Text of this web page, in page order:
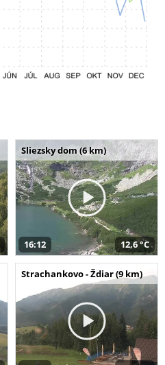
Sliezsky dom (6 km)
16:12 12,6 °C
Strachankovo - Ždiar (9 km)